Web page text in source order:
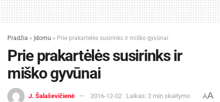
Pradžia » Įdomu » Prie prakartėlės susirinks ir miško gyvūnai
Prie prakartėlės susirinks ir
miško gyvūnai
J. Šalaševičienė 2016-12-02 Laikas: 2 min skaitymo AA